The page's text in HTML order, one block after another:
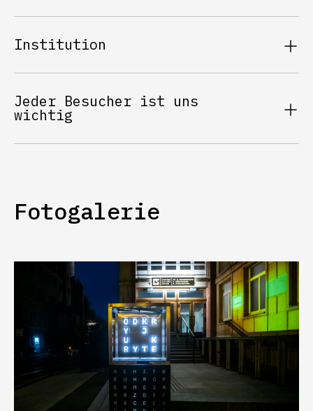
Institution
Jeder Besucher ist uns
wichtig
Fotogalerie